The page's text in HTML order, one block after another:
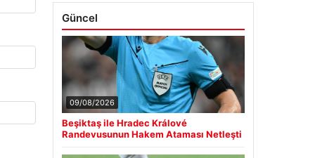
Güncel
09/08/2026
Beşiktaş ile Hradec Králové
Randevusunun Hakem Ataması Netleşti